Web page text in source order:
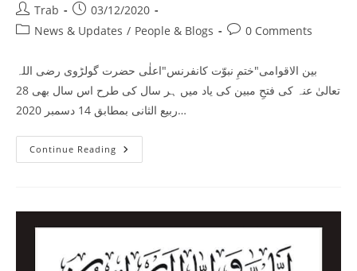
Post
author:
Trab
Post
published:
03/12/2020
PostNews & Updates / People & Blogs
Post0 Comments
بین الاقوامی"ختمِ نبوّت کانفرنس"اعلٰی حضرت گولڑوی رضی اللہ
تعالیٰ عنہ کی فتحِ مبین کی یاد میں ہر سال کی طرح اس سال بھی 28
ربیع الثانی بمطابق 14 دسمبر 2020…
Continue Reading Khatham
E
December
2020